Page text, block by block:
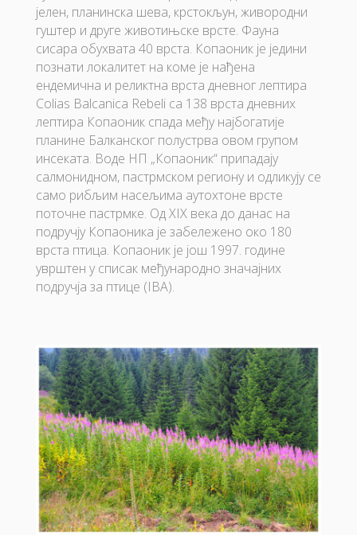
јелен, планинска шева, крстокљун, живородни
гуштер и друге животињске врсте. Фауна
сисара обухвата 40 врста. Копаоник је једини
познати локалитет на коме је нађена
ендемична и реликтна врста дневног лептира
Colias Balcanica Rebeli са 138 врста дневних
лептира Копаоник спада међу најбогатије
планине Балканског полустрва овом групом
инсеката. Воде НП „Копаоник“ припадају
салмонидном, пастрмском региону и одликују се
само рибљим насељима аутохтоне врсте
поточне пастрмке. Од XIX века до данас на
подручју Копаоника је забележено око 180
врста птица. Копаоник је још 1997. године
уврштен у списак међународно значајних
подручја за птице (IBA).